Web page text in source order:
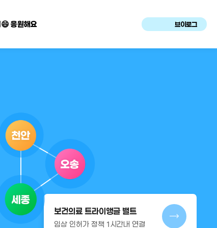
😄 응원해요 브이로그
보건의료 트라이앵글 밸트
임상 인허가 정책 1시간내 연결